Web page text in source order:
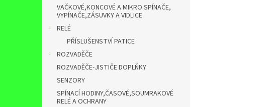
VAČKOVÉ,KONCOVÉ A MIKRO SPÍNAČE,
VYPÍNAČE,ZÁSUVKY A VIDLICE
RELÉ
PŘÍSLUŠENSTVÍ PATICE
ROZVADĚČE
ROZVADĚČE-JISTIČE DOPLŇKY
SENZORY
SPÍNACÍ HODINY,ČASOVÉ,SOUMRAKOVÉ
RELÉ A OCHRANY